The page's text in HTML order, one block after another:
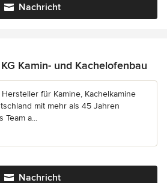
Nachricht
Kamin- und Kachelofenbau
für Kamine, Kachelkamine
mit mehr als 45 Jahren
Team a...
Nachricht